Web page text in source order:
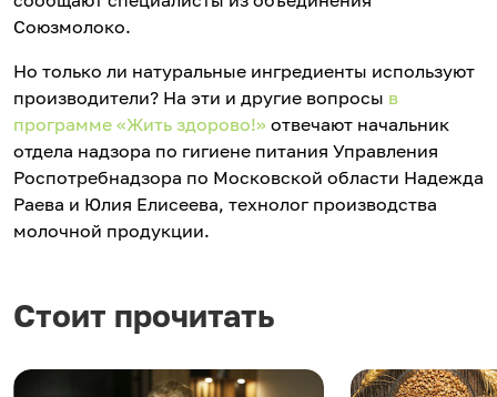
Союзмолоко.
Но только ли натуральные ингредиенты используют
производители? На эти и другие вопросы в
программе «Жить здорово!» отвечают начальник
отдела надзора по гигиене питания Управления
Роспотребнадзора по Московской области Надежда
Раева и Юлия Елисеева, технолог производства
молочной продукции.
Стоит прочитать